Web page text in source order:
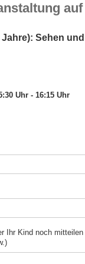
Jahre): Sehen
Uhr - 16:15 Uhr
Ihr Kind noch mitteilen